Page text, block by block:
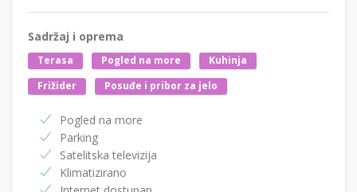
Sadržaj i oprema
Terasa Pogled na more
Kuhinja
Frižider
Posuđe i pribor za jelo
Pogled na more
Parking
Satelitska televizija
Klimatizirano